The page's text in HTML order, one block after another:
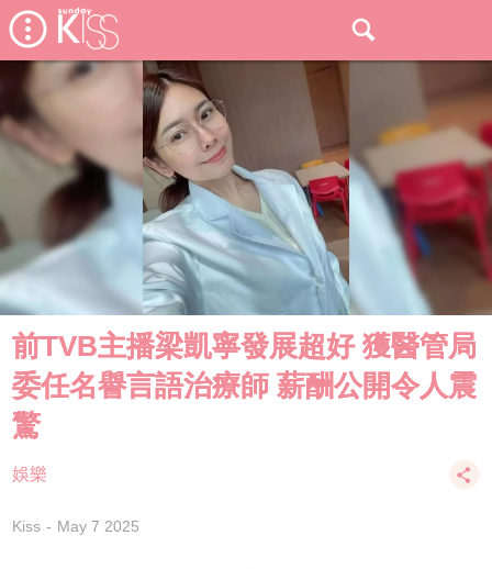
前TVB主播梁凱寧發展超好 獲醫管局
委任名譽言語治療師 薪酬公開令人震
驚
娛樂
Kiss May 7 2025